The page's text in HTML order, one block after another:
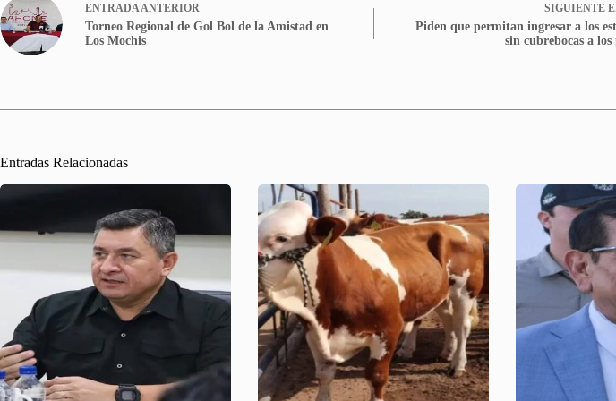
ENTRADAANTERIOR
Torneo Regional de Gol Bol de la Amistad en
Los Mochis
SIGUIENTE
Piden que permitan ingresar a los
sin cubrebocas a los
Entradas Relacionadas